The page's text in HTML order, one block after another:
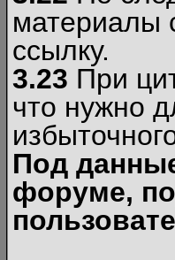
материалы
ссылку.
3.23 При
что нужно
Под
форуме,